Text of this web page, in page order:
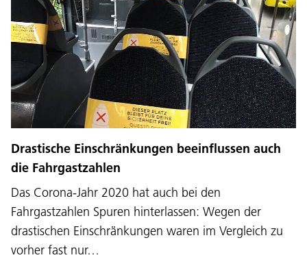
Drastische Einschränkungen beeinflussen auch
die Fahrgastzahlen
Das Corona-Jahr 2020 hat auch bei den
Fahrgastzahlen Spuren hinterlassen: Wegen der
drastischen Einschränkungen waren im Vergleich zu
vorher fast nur…